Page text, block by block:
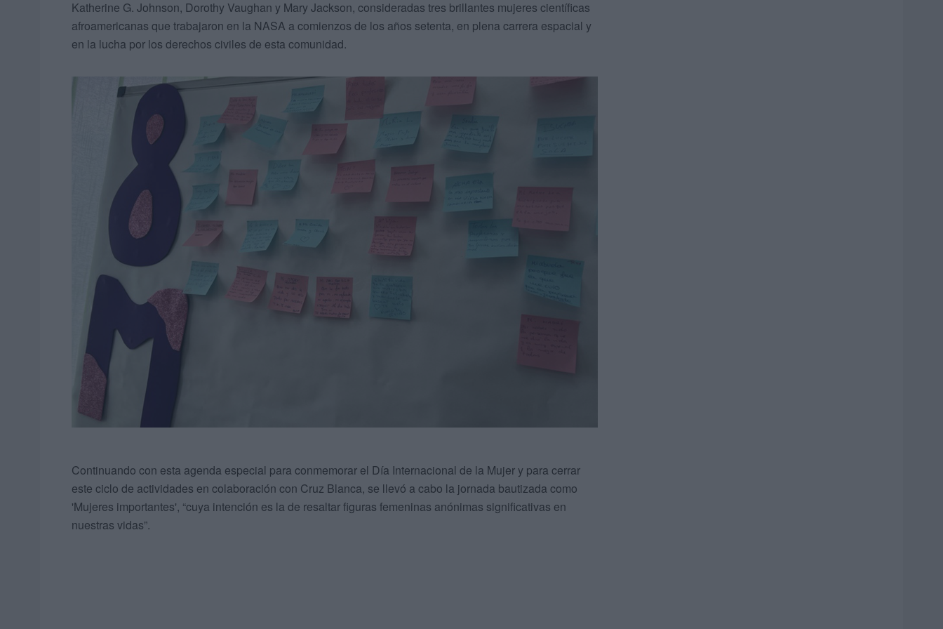
Katherine G. Johnson, Dorothy Vaughan y Mary Jackson, consideradas tres brillantes mujeres científicas
afroamericanas que trabajaron en la NASA a comienzos de los años setenta, en plena carrera espacial y
en la lucha por los derechos civiles de esta comunidad.
Continuando con esta agenda especial para conmemorar el Día Internacional de la Mujer y para cerrar
este ciclo de actividades en colaboración con Cruz Blanca, se llevó a cabo la jornada bautizada como
'Mujeres importantes', “cuya intención es la de resaltar figuras femeninas anónimas significativas en
nuestras vidas”.